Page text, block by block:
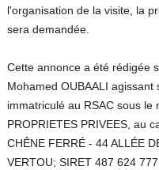
l'organisation de la visite, la
sera demandée.
Cette annonce a été rédigée
Mohamed OUBAALI
immatriculé au RSAC sous
PROPRIETES PRIVEES, au
CHÊNE FERRÉ - 44 ALLÉE
VERTOU; SIRET 487 624